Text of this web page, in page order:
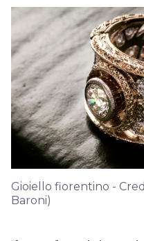
Gioiello fiorentino -
Baroni)